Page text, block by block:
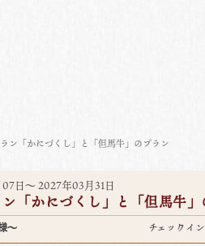
ン「かにづくし」と「但馬牛」のプラン
日～ 2027年03月31日
「かにづくし」と「但馬牛」
～ チェックイ